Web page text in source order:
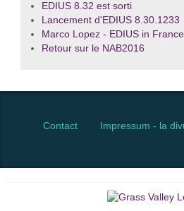
EDIUS 8.32 est sorti
Lancement d'EDIUS 8.30.1233
Marco Lopez - EDIUS in France
Retour sur le NAB2016
Contact Impressum - la